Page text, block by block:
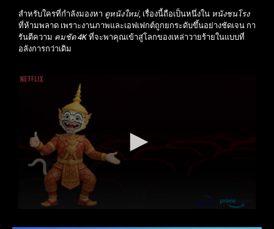
สำหรับใครที่กำลังมองหา ดูหนังใหม่, เรื่องนี้ถือเป็นหนึ่งใน หนังชนโรง
ที่ห้ามพลาด เพราะงานภาพและเอฟเฟกต์ถูกยกระดับขึ้นอย่างชัดเจน กา
รันตีความ คมชัด 4Kที่จะพาคุณเข้าสู่โลกของเหล่าวายร้ายในแบบที่
อลังการกว่าเดิม